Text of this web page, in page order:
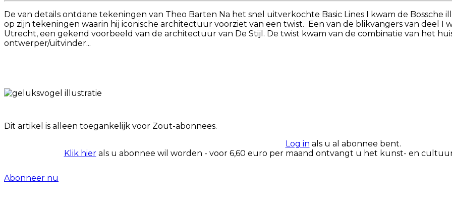
De van details ontdane tekeningen van Theo Barten Na het snel uitverkochte Basic Lines I kwam de
op zijn tekeningen waarin hij iconische architectuur voorziet van een twist. Een van de blikvangers van deel I
Utrecht, een gekend voorbeeld van de architectuur van De Stijl. De twist kwam van de combinatie van het
ontwerper/uitvinder...
Dit artikel is alleen toegankelijk voor Zout-abonnees.
Log in als u al abonnee bent.
Klik hierals u abonnee wil worden - voor 6,60 euro per maand ontvangt u het kunst- en
Abonneer nu